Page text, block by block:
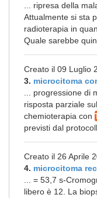
... ripresa della
Attualmente si sta
radioterapia in
Quale sarebbe
Creato il 09 Luglio
3. microcitoma
... progressione di
risposta parziale
chemioterapia con
previsti dal
Creato il 26 Aprile
4. microcitoma
... = 53,7 s-
libero è 12. La